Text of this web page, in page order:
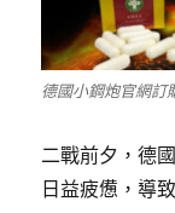
德國小鋼炮官網訂
二戰前夕，德
日益疲憊，導